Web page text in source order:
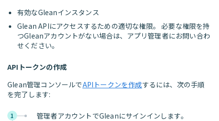
有効なGleanインスタンス
Glean APIにアクセスするための適切な権限。 必要な権限を持
つGleanアカウントがない場合は、アプリ管理者にお問い合わ
せください。
APIトークンの作成
Glean管理コンソールでAPIトークンを作成するには、次の手順
を完了します:
1 管理者アカウントでGleanにサインインします。